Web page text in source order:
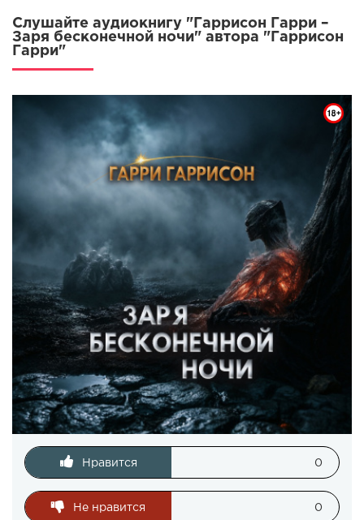
Слушайте аудиокнигу "Гаррисон Гарри –
Заря бесконечной ночи" автора "Гаррисон
Гарри"
Нравится 0
Не нравится 0